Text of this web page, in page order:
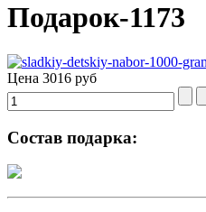
Подарок-1173
Цена 3016 руб
Состав подарка: